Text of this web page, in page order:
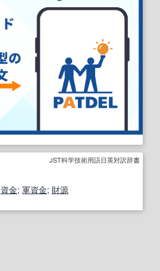
JST科学技術用語日英対訳辞書
資金; 軍資金; 財源